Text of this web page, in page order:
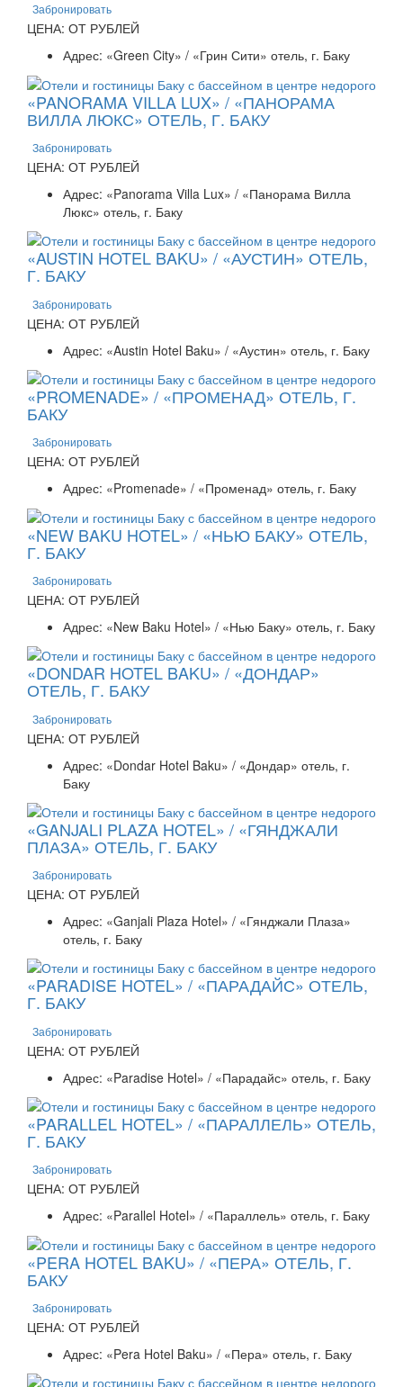
Забронировать
ЦЕНА: ОТ РУБЛЕЙ
Адрес: «Green City» / «Грин Сити» отель, г. Баку
«PANORAMA VILLA LUX» / «ПАНОРАМА
ВИЛЛА ЛЮКС» ОТЕЛЬ, Г. БАКУ
Забронировать
ЦЕНА: ОТ РУБЛЕЙ
Адрес: «Panorama Villa Lux» / «Панорама Вилла
Люкс» отель, г. Баку
«AUSTIN HOTEL BAKU» / «АУСТИН» ОТЕЛЬ,
Г. БАКУ
Забронировать
ЦЕНА: ОТ РУБЛЕЙ
Адрес: «Austin Hotel Baku» / «Аустин» отель, г. Баку
«PROMENADE» / «ПРОМЕНАД» ОТЕЛЬ, Г.
БАКУ
Забронировать
ЦЕНА: ОТ РУБЛЕЙ
Адрес: «Promenade» / «Променад» отель, г. Баку
«NEW BAKU HOTEL» / «НЬЮ БАКУ» ОТЕЛЬ,
Г. БАКУ
Забронировать
ЦЕНА: ОТ РУБЛЕЙ
Адрес: «New Baku Hotel» / «Нью Баку» отель, г. Баку
«DONDAR HOTEL BAKU» / «ДОНДАР»
ОТЕЛЬ, Г. БАКУ
Забронировать
ЦЕНА: ОТ РУБЛЕЙ
Адрес: «Dondar Hotel Baku» / «Дондар» отель, г.
Баку
«GANJALI PLAZA HOTEL» / «ГЯНДЖАЛИ
ПЛАЗА» ОТЕЛЬ, Г. БАКУ
Забронировать
ЦЕНА: ОТ РУБЛЕЙ
Адрес: «Ganjali Plaza Hotel» / «Гянджали Плаза»
отель, г. Баку
«PARADISE HOTEL» / «ПАРАДАЙС» ОТЕЛЬ,
Г. БАКУ
Забронировать
ЦЕНА: ОТ РУБЛЕЙ
Адрес: «Paradise Hotel» / «Парадайс» отель, г. Баку
«PARALLEL HOTEL» / «ПАРАЛЛЕЛЬ» ОТЕЛЬ,
Г. БАКУ
Забронировать
ЦЕНА: ОТ РУБЛЕЙ
Адрес: «Parallel Hotel» / «Параллель» отель, г. Баку
«PERA HOTEL BAKU» / «ПЕРА» ОТЕЛЬ, Г.
БАКУ
Забронировать
ЦЕНА: ОТ РУБЛЕЙ
Адрес: «Pera Hotel Baku» / «Пера» отель, г. Баку